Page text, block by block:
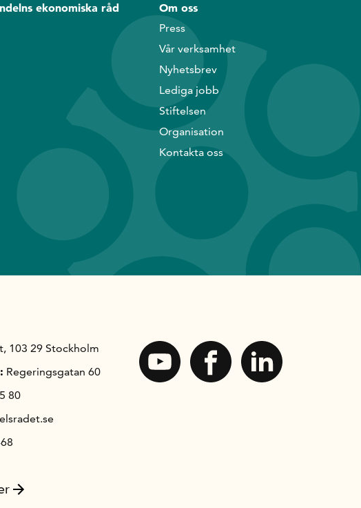
ekonomiska råd Om oss
Press
Vår verksamhet
Nyhetsbrev
Lediga jobb
Stiftelsen
Organisation
Kontakta oss
103 29 Stockholm
Regeringsgatan 60
80